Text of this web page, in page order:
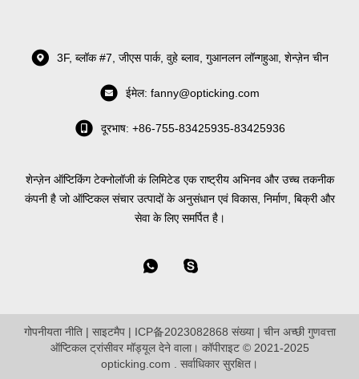
3F, ब्लॉक #7, जीएस पार्क, वुहे ब्लाव, गुआनलन लॉन्गहुआ, शेन्ज़ेन चीन
ईमेल: fanny@opticking.com
दूरभाष: +86-755-83425935-83425936
शेन्ज़ेन ऑप्टिकिंग टेक्नोलॉजी कं लिमिटेड एक राष्ट्रीय अभिनव और उच्च तकनीक
कंपनी है जो ऑप्टिकल संचार उत्पादों के अनुसंधान एवं विकास, निर्माण, बिक्री और
सेवा के लिए समर्पित है।
 
गोपनीयता नीति| साइटमैप| ICP备2023082868 संख्या| चीन अच्छी गुणवत्ता
ऑप्टिकल ट्रांसीवर मॉड्यूल देने वाला। कॉपीराइट © 2021-2025
opticking.com . सर्वाधिकार सुरक्षित।